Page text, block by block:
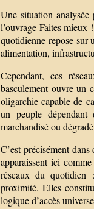
Une situation
l’ouvrage Faites mieux
quotidienne repose sur
alimentation,
Cependant, ces
basculement ouvre un
oligarchie capable de
un peuple
marchandisé ou
C’est précisément
apparaissent ici
réseaux du quotidien
proximité. Elles
logique d’accès